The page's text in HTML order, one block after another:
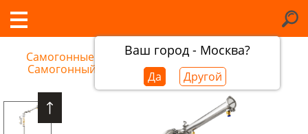
Ваш город - Москва?
Да Другой
Самогонные аппараты в Архангельске/
Самогонный аппарат Добрый Жар Титан